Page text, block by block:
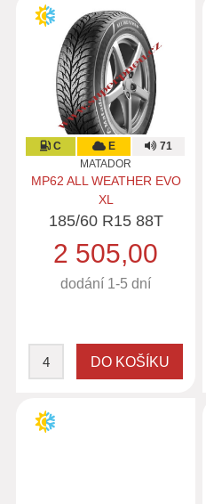
C E
71
MATADOR
MP62 ALL WEATHER EVO
XL
185/60 R15 88T
2 505,00
dodání 1-5 dní